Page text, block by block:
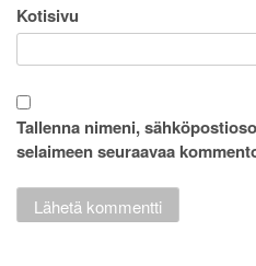
Kotisivu
Tallenna nimeni,
selaimeen seuraavaa